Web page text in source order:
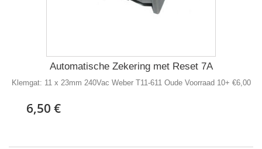
Automatische Zekering met Reset 7A
Klemgat: 11 x 23mm 240Vac Weber T11-611 Oude Voorraad 10+ €6,00
6,50 €